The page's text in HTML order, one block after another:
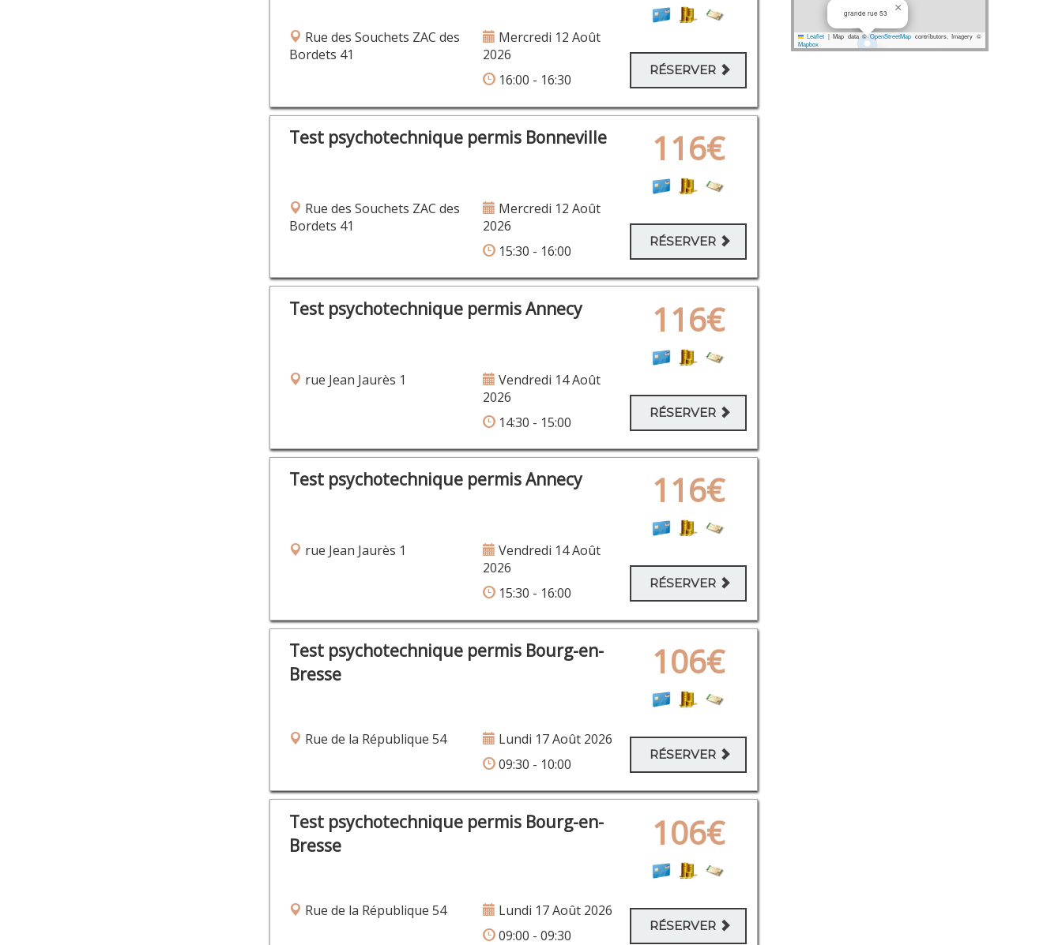
Rue des Souchets ZAC des
Bordets 41
Mercredi 12 Août
2026
16:00 - 16:30
RÉSERVER
Test psychotechnique permis Bonneville
Rue des Souchets ZAC des
Bordets 41
Mercredi 12 Août
2026
15:30 - 16:00
116€
RÉSERVER
Test psychotechnique permis Annecy
rue Jean Jaurès 1
Vendredi 14 Août
2026
14:30 - 15:00
116€
RÉSERVER
Test psychotechnique permis Annecy
rue Jean Jaurès 1
Vendredi 14 Août
2026
15:30 - 16:00
116€
RÉSERVER
Test psychotechnique permis Bourg-en-
Bresse
Rue de la République 54
Lundi 17 Août 2026
09:30 - 10:00
106€
RÉSERVER
Test psychotechnique permis Bourg-en-
Bresse
Rue de la République 54
Lundi 17 Août 2026
09:00 - 09:30
106€
RÉSERVER
grande rue 53 ×
Leaflet |Map data ©OpenStreetMap contributors, Imagery ©
Mapbox